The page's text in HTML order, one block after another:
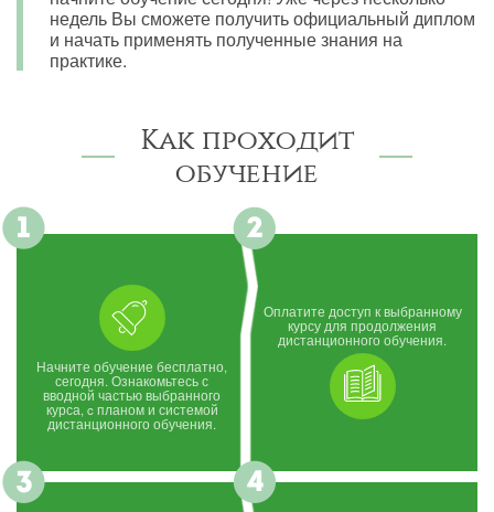
недель Вы сможете получить официальный диплом
и начать применять полученные знания на
практике.
Как проходит
обучение
Начните обучение бесплатно,
сегодня. Ознакомьтесь с
вводной частью выбранного
курса, c планом и системой
дистанционного обучения.
Оплатите доступ к выбранному
курсу для продолжения
дистанционного обучения.